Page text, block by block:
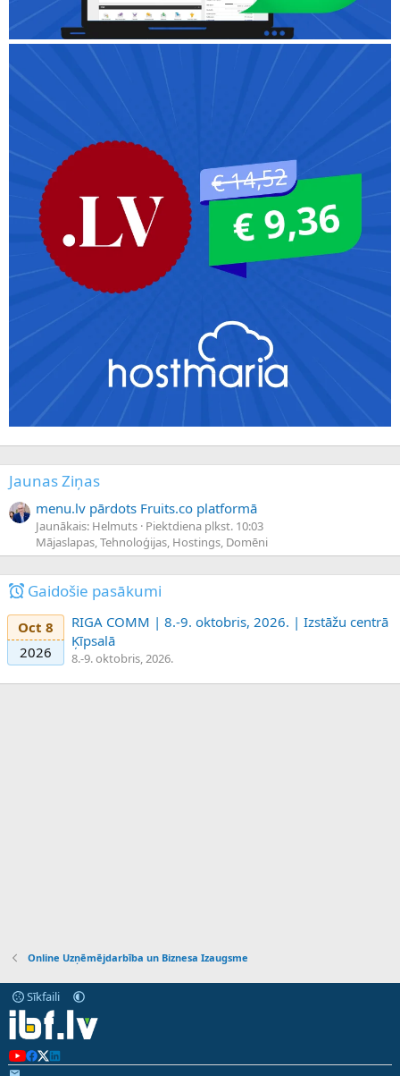
Jaunas Ziņas
menu.lv pārdots Fruits.co platformā
Jaunākais: Helmuts Piektdiena plkst. 10:03
Mājaslapas, Tehnoloģijas, Hostings, Domēni
Gaidošie pasākumi
Oct 8
2026
RIGA COMM | 8.-9. oktobris, 2026. | Izstāžu centrā
Ķīpsalā
8.-9. oktobris, 2026.
Online Uzņēmējdarbība un Biznesa Izaugsme
Sīkfaili